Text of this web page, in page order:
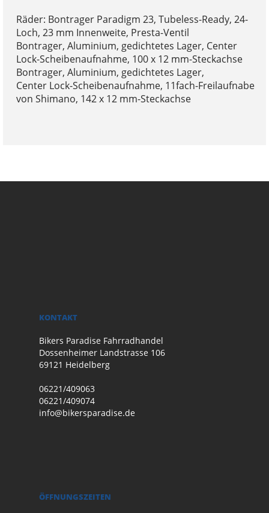
Räder: Bontrager Paradigm 23, Tubeless-Ready, 24-
Loch, 23 mm Innenweite, Presta-Ventil
Bontrager, Aluminium, gedichtetes Lager, Center
Lock-Scheibenaufnahme, 100 x 12 mm-Steckachse
Bontrager, Aluminium, gedichtetes Lager,
Center Lock-Scheibenaufnahme, 11fach-Freilaufnabe
von Shimano, 142 x 12 mm-Steckachse
KONTAKT
Bikers Paradise Fahrradhandel
Dossenheimer Landstrasse 106
69121 Heidelberg
06221/409063
06221/409074
info@bikersparadise.de
ÖFFNUNGSZEITEN